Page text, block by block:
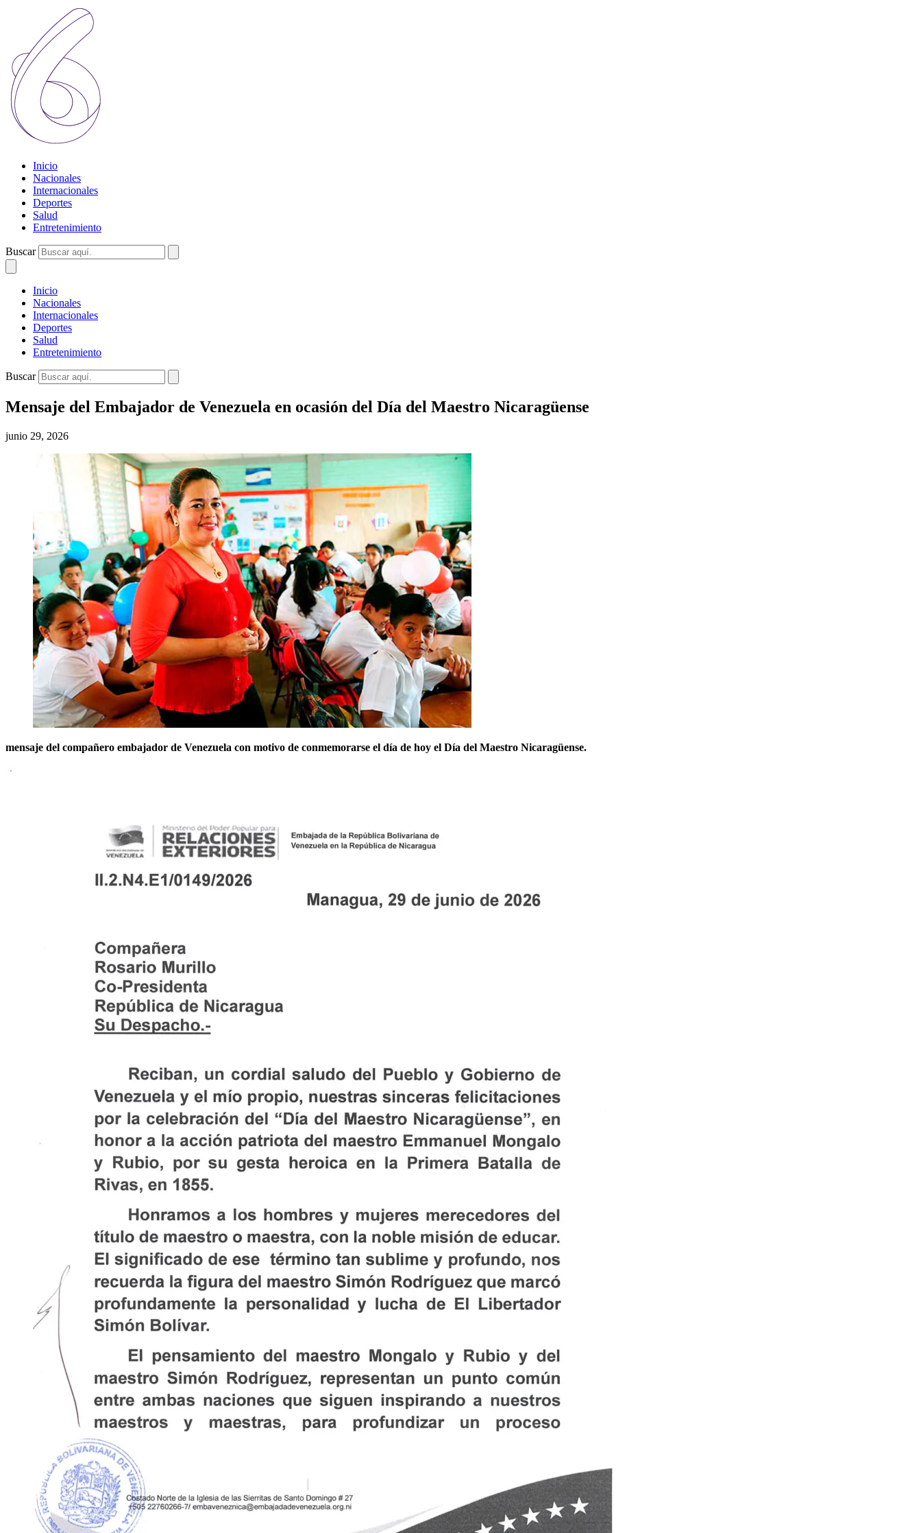
Inicio
Nacionales
Internacionales
Deportes
Salud
Entretenimiento
Buscar
Inicio
Nacionales
Internacionales
Deportes
Salud
Entretenimiento
Buscar
Mensaje del Embajador de Venezuela en ocasión del Día del Maestro Nicaragüense
junio 29, 2026
mensaje del compañero embajador de Venezuela con motivo de conmemorarse el día de hoy el Día del Maestro Nicaragüense.